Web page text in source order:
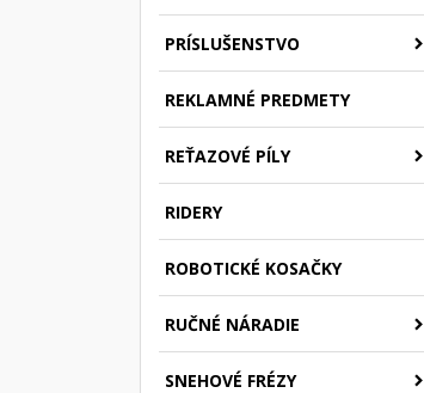
PRÍSLUŠENSTVO
REKLAMNÉ PREDMETY
REŤAZOVÉ PÍLY
RIDERY
ROBOTICKÉ KOSAČKY
RUČNÉ NÁRADIE
SNEHOVÉ FRÉZY